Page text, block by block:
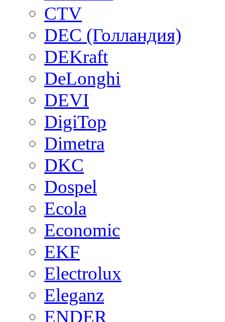
CTV
DEC (Голландия)
DEKraft
DeLonghi
DEVI
DigiTop
Dimetra
DKC
Dospel
Ecola
Economic
EKF
Electrolux
Eleganz
ENDER